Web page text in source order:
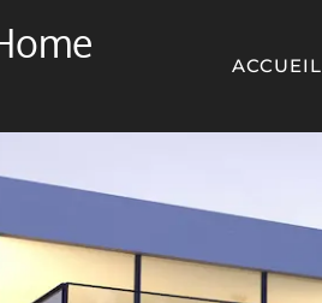
ACCUEIL